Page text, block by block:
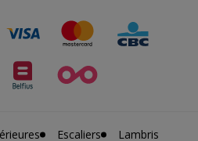
Escaliers Lambris